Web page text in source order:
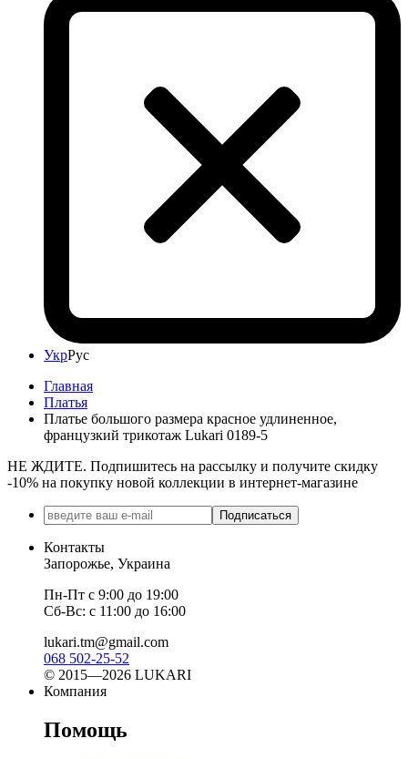
УкрРус
Главная
Платья
Платье большого размера красное удлиненное,
французкий трикотаж Lukari 0189-5
НЕ ЖДИТЕ. Подпишитесь на рассылку и получите скидку
-10% на покупку новой коллекции в интернет-магазине
Подписаться
Контакты
Запорожье, Украина
Пн-Пт с 9:00 до 19:00
Сб-Вс: с 11:00 до 16:00
lukari.tm@gmail.com
068 502-25-52
© 2015—2026 LUKARI
Компания
Помощь